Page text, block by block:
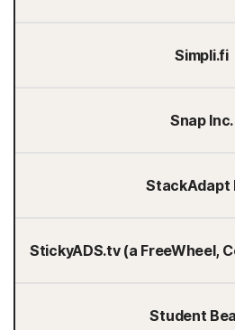
Simpli.fi
Snap Inc.
StackAdapt
StickyADS.tv (a FreeWheel,
Student